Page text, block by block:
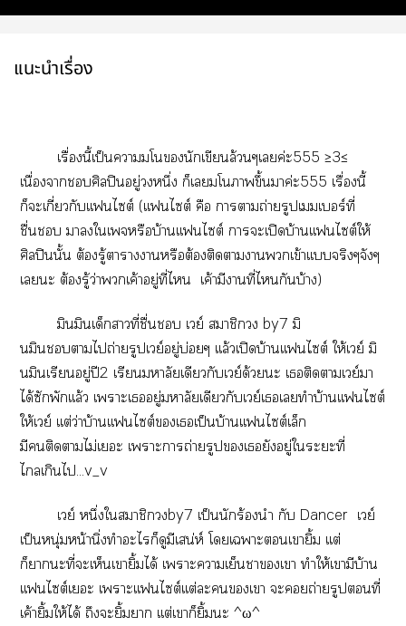
แนะนำเรื่อง
เรื่องนี้เป็นาโนักเขียนล้วนๆเค่ะ555 ≥3≤
เนื่องจากศิลปินอยู่หนึ่ง ก็เโาขึ้นาค่ะ555 เรื่องนี้
ก็ะเกี่ยวกับเเฟนไต์ (เเฟนไต์ คือ าาถ่ายรูปเมเบอร์ที่
ชื่น าใเจหรือบ้านเเฟนไต์ าะเปิดบ้านเเฟนไต์ให้
ศิลปินนั้น ต้องรู้าาาหรือต้องติดาาเข้าเเบบจริงๆจังๆ
เะ ต้องรู้ว่าเค้าอยู่ที่ไ เค้ามีาที่ไกันบ้าง)
มินมินเด็กาที่ชื่น เวย์ สมาชิก by7 มิ
นมินาไถ่ายรูปเวย์อยู่บ่อยๆ เเล้วเปิดบ้านเเฟนไต์ ให้เวย์ มิ
นมินเรียนอยู่ปี2 เรียนมหาลัยเดียวกับเวย์ด้วยะ เติดาเวย์า
ได้ซักพักเเล้ว เาะเอยู่มหาลัยเดียวกับเวย์เเทำบ้านเเฟนไต์
ให้เวย์ เเต่ว่าบ้านเเฟนไต์เเป็นบ้านเเฟนไต์เล็ก
มีติดาไม่เะ เาะาถ่ายรูปเยังอยู่ใะะที่
ไเกินไ...v_v
เวย์ หนึ่งใสมาชิกby7 เป็นนักร้นำ กับ Dancer เวย์
เป็นหนุ่มหน้านิ่งทำะไก็ดูมีเสน่ห์ โเาะเายิ้ม เเต่
ก็าะที่ะเห็นเายิ้มได้ เาะาเย็นาเา ทำให้เามีบ้าน
เเฟนไต์เะ เาะเเฟนไต์เเต่ะเา ะถ่ายรูปที่
เค้ายิ้มให้ได้ ถึงะยิ้มา เเต่เาก็ยิ้มะ ^ω^